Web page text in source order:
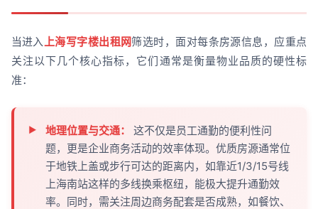
当进入 上海写字楼出租网筛选时，面对每条房源信息，应重点
关注以下几个核心指标，它们通常是衡量物业品质的硬性标
准：
地理位置与交通：
这不仅是员工通勤的便利性问
题，更是企业商务活动的效率体现。优质房源通常位
于地铁上盖或步行可达的距离内，如靠近1/3/15号线
上海南站这样的多线换乘枢纽，能极大提升通勤效
率。同时，需关注周边商务配套是否成熟，如餐饮、